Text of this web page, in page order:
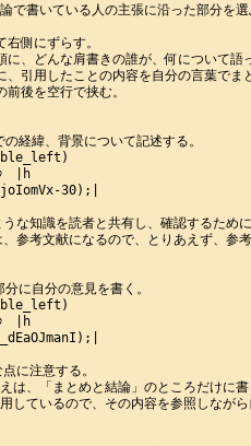
で書いている人の主張に沿った部分を選
側にずらす。
、どんな肩書きの誰が、何について語
引用したことの内容を自分の言葉でま
後を空行で挟む。
経緯、背景について記述する。
　|h
30);|
な知識を読者と共有し、確認するため
参考文献になるので、とりあえず、参
に自分の意見を書く。
　|h
に注意する。
は、「まとめと結論」のところだけに書
しているので、その内容を参照しながら